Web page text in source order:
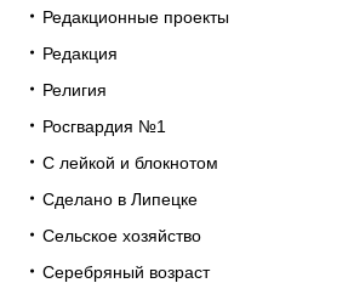
Редакционные проекты
Редакция
Религия
Росгвардия №1
С лейкой и блокнотом
Сделано в Липецке
Сельское хозяйство
Серебряный возраст